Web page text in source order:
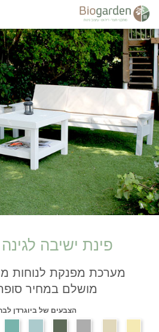
פינת ישיבה לגינה
מערכת מפנקת לנוחות
מושלם במחיר סופר
הצבעים של ביוגרדן